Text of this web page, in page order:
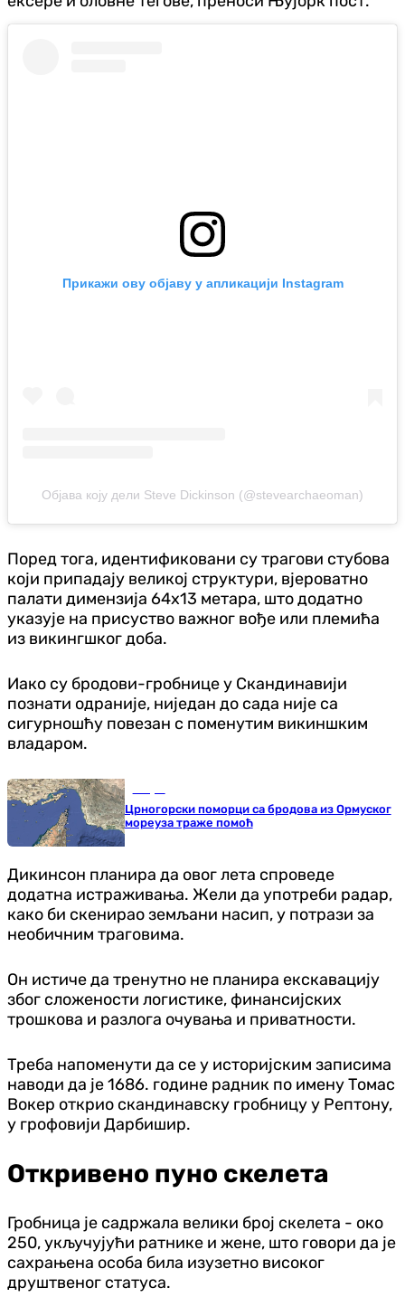
Прикажи ову објаву у апликацији Instagram
Објава коју дели Steve Dickinson (@stevearchaeoman)
Поред тога, идентификовани су трагови стубова
који припадају великој структури, вјероватно
палати димензија 64x13 метара, што додатно
указује на присуство важног вође или племића
из викингшког доба.
Иако су бродови-гробнице у Скандинавији
познати одраније, ниједан до сада није са
сигурношћу повезан с поменутим викиншким
владаром.
Црногорски поморци са бродова из Ормуског
мореуза траже помоћ
Дикинсон планира да овог лета спроведе
додатна истраживања. Жели да употреби радар,
како би скенирао земљани насип, у потрази за
необичним траговима.
Он истиче да тренутно не планира екскавацију
због сложености логистике, финансијских
трошкова и разлога очувања и приватности.
Треба напоменути да се у историјским записима
наводи да је 1686. године радник по имену Томас
Вокер открио скандинавску гробницу у Рептону,
у грофовији Дарбишир.
Откривено пуно скелета
Гробница је садржала велики број скелета - око
250, укључујући ратнике и жене, што говори да је
сахрањена особа била изузетно високог
друштвеног статуса.